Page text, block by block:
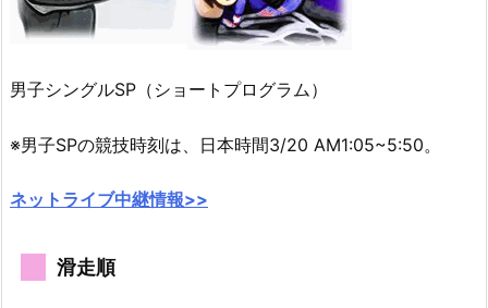
男子シングルSP（ショートプログラム）
※男子SPの競技時刻は、日本時間3/20 AM1:05~5:50。
ネットライブ中継情報>>
滑走順